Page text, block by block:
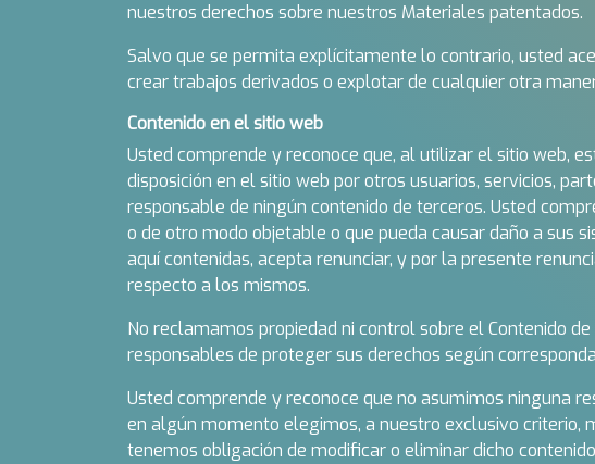
nuestros derechos sobre nuestros Materiales patentados.
Salvo que se permita explícitamente lo contrario, usted
crear trabajos derivados o explotar de cualquier otra
Contenido en el sitio web
Usted comprende y reconoce que, al utilizar el sitio web,
disposición en el sitio web por otros usuarios, servicios,
responsable de ningún contenido de terceros. Usted
o de otro modo objetable o que pueda causar daño a sus
aquí contenidas, acepta renunciar, y por la presente
respecto a los mismos.
No reclamamos propiedad ni control sobre el Contenido
responsables de proteger sus derechos según
Usted comprende y reconoce que no asumimos ninguna
en algún momento elegimos, a nuestro exclusivo criterio,
tenemos obligación de modificar o eliminar dicho